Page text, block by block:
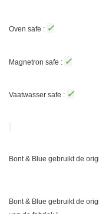
Oven safe : ✓
Magnetron safe : ✓
Vaatwasser safe : ✓
Bont & Blue gebruikt de
Bont & Blue gebruikt de